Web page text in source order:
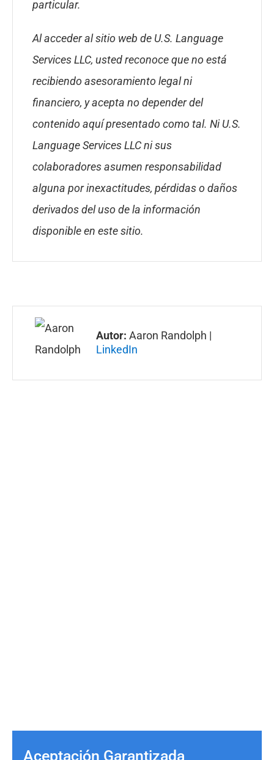
particular.
Al acceder al sitio web de U.S. Language
Services LLC, usted reconoce que no está
recibiendo asesoramiento legal ni
financiero, y acepta no depender del
contenido aquí presentado como tal. Ni U.S.
Language Services LLC ni sus
colaboradores asumen responsabilidad
alguna por inexactitudes, pérdidas o daños
derivados del uso de la información
disponible en este sitio.
Autor: Aaron Randolph |
LinkedIn
Aceptación Garantizada